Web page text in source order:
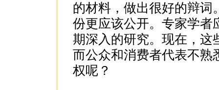
的材料，做出很好的辩词
份更应该公开。专家学者
期深入的研究。现在，这
而公众和消费者代表不熟
权呢？